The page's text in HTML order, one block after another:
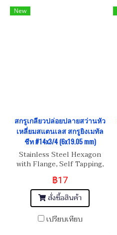
New
สกรูเกลียวปล่อยปลายสว่านหัว
เหลี่ยมสแตนเลส สกรูยิงเมทัล
ชีท #14x3/4 (6x19.05 mm)
Stainless Steel Hexagon
with Flange, Self Tapping,
Metal Sheet Screw #14x3/4
(6x19.05 mm)
฿17
สั่งซื้อสินค้า
เปรียบเทียบ